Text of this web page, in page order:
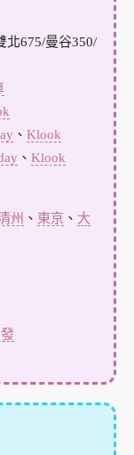
北675/曼谷350/
、 Klook
、 Klook
州 、 東京 、 大